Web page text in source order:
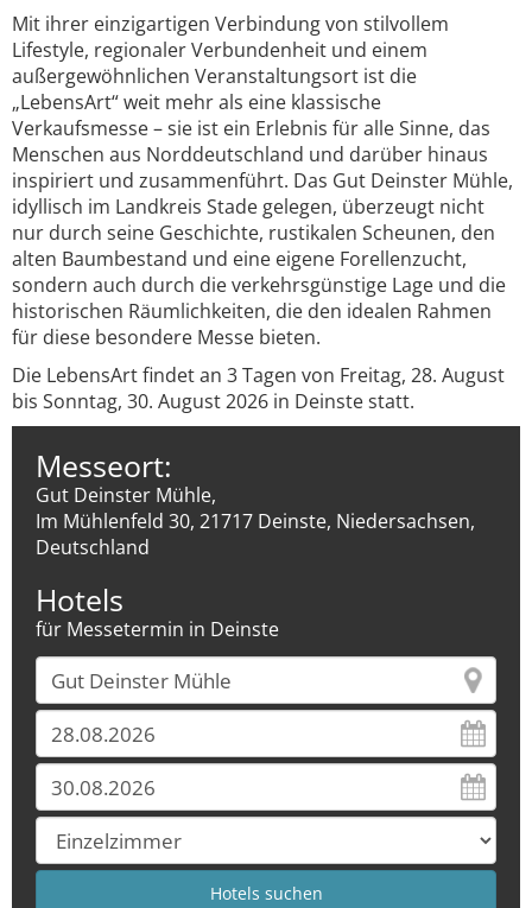
Mit ihrer einzigartigen Verbindung von stilvollem
Lifestyle, regionaler Verbundenheit und einem
außergewöhnlichen Veranstaltungsort ist die
„LebensArt“ weit mehr als eine klassische
Verkaufsmesse – sie ist ein Erlebnis für alle Sinne, das
Menschen aus Norddeutschland und darüber hinaus
inspiriert und zusammenführt. Das Gut Deinster Mühle,
idyllisch im Landkreis Stade gelegen, überzeugt nicht
nur durch seine Geschichte, rustikalen Scheunen, den
alten Baumbestand und eine eigene Forellenzucht,
sondern auch durch die verkehrsgünstige Lage und die
historischen Räumlichkeiten, die den idealen Rahmen
für diese besondere Messe bieten.
Die LebensArt findet an 3 Tagen von Freitag, 28. August
bis Sonntag, 30. August 2026 in Deinste statt.
Messeort:
Gut Deinster Mühle,
Im Mühlenfeld 30, 21717 Deinste, Niedersachsen,
Deutschland
Hotels
für Messetermin in Deinste